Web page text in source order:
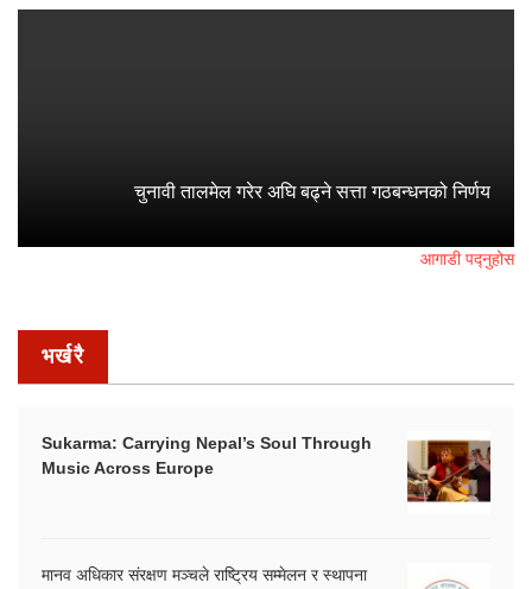
चुनावी तालमेल गरेर अघि बढ्ने सत्ता गठबन्धनको निर्णय
आगाडी पद्नुहोस
भर्खरै
Sukarma: Carrying Nepal’s Soul Through
Music Across Europe
मानव अधिकार संरक्षण मञ्चले राष्ट्रिय सम्मेलन र स्थापना